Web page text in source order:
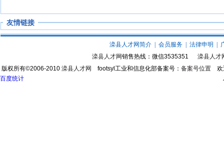
友情链接
滦县人才网简介 会员服务 法律申明
滦县人才网销售热线：微信3535351 滦县人才
版权所有©2006-2010 滦县人才网 footsyl工业和信息化部备案号： 备案号位置 欢
百度统计